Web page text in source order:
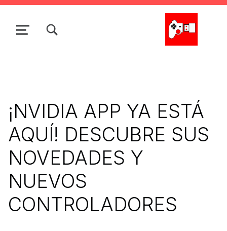
Skip to main navigation
Skip to main content
Skip to search form
Skip to footer
La Cacharrería
MENU
¡NVIDIA APP YA ESTÁ
AQUÍ! DESCUBRE SUS
NOVEDADES Y
NUEVOS
CONTROLADORES